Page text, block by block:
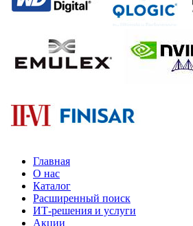
Главная
О нас
Каталог
Расширенный поиск
ИТ-решения и услуги
Акции